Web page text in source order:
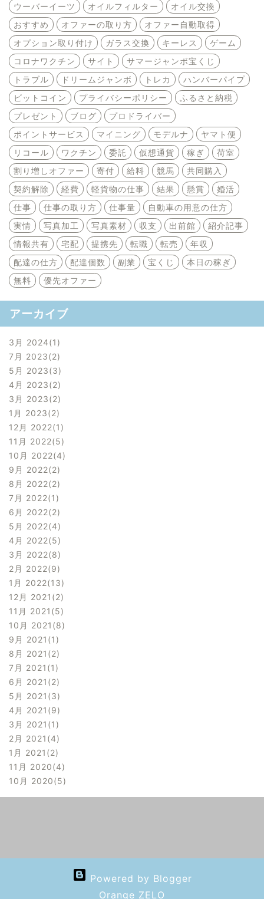
ウーバーイーツ
オイルフィルター
オイル交換
おすすめ
オファーの取り方
オファー自動取得
オプション取り付け
ガラス交換 キーレス
ゲーム
コロナワクチン
サイト
サマージャンボ宝くじ
トラブル
ドリームジャンボ トレカ
ハンバーパイプ
ビットコイン
プライバシーポリシー
ふるさと納税
プレゼント
ブログ
プロドライバー
ポイントサービス
マイニング モデルナ
ヤマト便
リコール
ワクチン 委託 仮想通貨 稼ぎ
荷室
割り増しオファー
寄付 給料 競馬
共同購入
契約解除
経費 軽貨物の仕事 結果 懸賞
婚活
仕事
仕事の取り方 仕事量
自動車の用意の仕方
実情
写真加工 写真素材 収支 出前館
紹介記事
情報共有
宅配 提携先 転職 転売
年収
配達の仕方
配達個数 副業 宝くじ
本日の稼ぎ
無料
優先オファー
アーカイブ
3月 2024 1
7月 2023 2
5月 2023 3
4月 2023 2
3月 2023 2
1月 2023 2
12月 2022 1
11月 2022 5
10月 2022 4
9月 2022 2
8月 2022 2
7月 2022 1
6月 2022 2
5月 2022 4
4月 2022 5
3月 2022 8
2月 2022 9
1月 2022 13
12月 2021 2
11月 2021 5
10月 2021 8
9月 2021 1
8月 2021 2
7月 2021 1
6月 2021 2
5月 2021 3
4月 2021 9
3月 2021 1
2月 2021 4
1月 2021 2
11月 2020 4
10月 2020 5
Powered by Blogger
Orange ZELO